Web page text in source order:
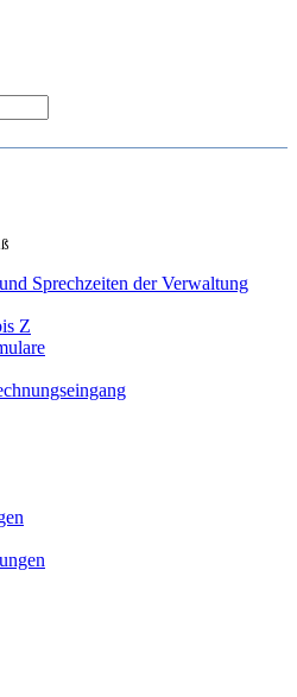
Sprechzeiten der Verwaltung
Z